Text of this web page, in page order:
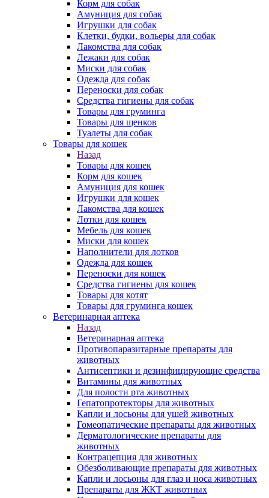
Корм для собак
Амуниция для собак
Игрушки для собак
Клетки, будки, вольеры для собак
Лакомства для собак
Лежаки для собак
Миски для собак
Одежда для собак
Переноски для собак
Средства гигиены для собак
Товары для груминга
Товары для щенков
Туалеты для собак
Товары для кошек
Назад
Товары для кошек
Корм для кошек
Амуниция для кошек
Игрушки для кошек
Лакомства для кошек
Лотки для кошек
Мебель для кошек
Миски для кошек
Наполнители для лотков
Одежда для кошек
Переноски для кошек
Средства гигиены для кошек
Товары для котят
Товары для груминга кошек
Ветеринарная аптека
Назад
Ветеринарная аптека
Противопаразитарные препараты для
животных
Антисептики и дезинфицирующие средства
Витамины для животных
Для полости рта животных
Гепатопротекторы для животных
Капли и лосьоны для ушей животных
Гомеопатические препараты для животных
Дерматологические препараты для
животных
Контрацепция для животных
Обезболивающие препараты для животных
Капли и лосьоны для глаз и носа животных
Препараты для ЖКТ животных